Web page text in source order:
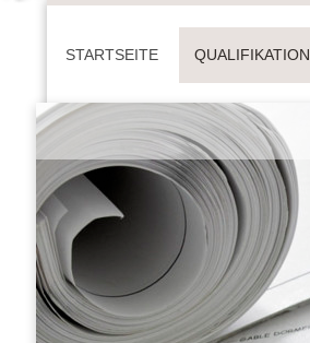
STARTSEITE QUALIFIKATION